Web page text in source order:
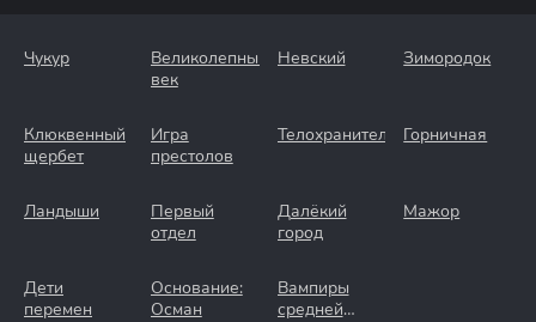
Чукур
Великолепный
век
Невский Зимородок
Клюквенный
щербет
Игра
престолов
Телохранители Горничная
Ландыши
Первый
отдел
Далёкий
город
Мажор
Дети
перемен
Основание:
Осман
Вампиры
средней